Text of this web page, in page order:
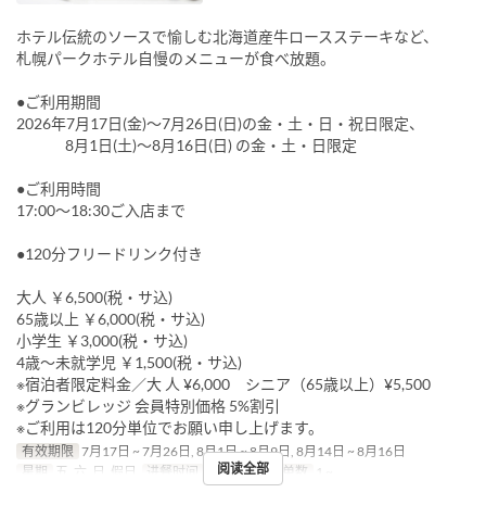
ホテル伝統のソースで愉しむ北海道産牛ロースステーキなど、
札幌パークホテル自慢のメニューが食べ放題。
●ご利用期間
2026年7月17日(金)～7月26日(日)の金・土・日・祝日限定、
8月1日(土)～8月16日(日) の金・土・日限定
●ご利用時間
17:00～18:30ご入店まで
●120分フリードリンク付き
大人 ￥6,500(税・サ込)
65歳以上 ￥6,000(税・サ込)
小学生 ￥3,000(税・サ込)
4歳～未就学児 ￥1,500(税・サ込)
※宿泊者限定料金／大 人 ¥6,000 シニア（65歳以上）¥5,500
※グランビレッジ 会員特別価格 5%割引
※ご利用は120分単位でお願い申し上げます。
有效期限 7月17日 ~ 7月26日, 8月1日 ~ 8月9日, 8月14日 ~ 8月16日
星期
五, 六, 日, 假日 进餐时间 晚餐 最大下单数 1 ~
阅读全部